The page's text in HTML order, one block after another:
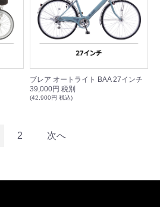
ブレア オートライト BAA 27インチ
39,000円 税別
(42,900円 税込)
2 次へ